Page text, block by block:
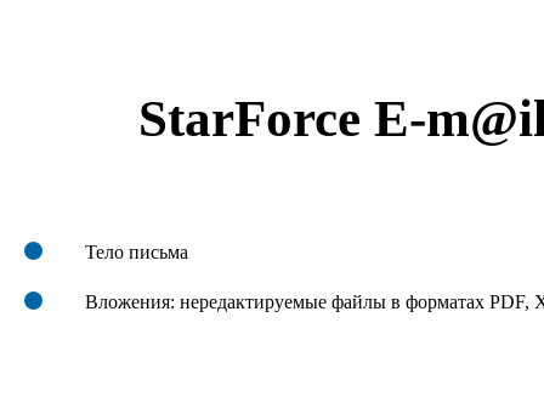
StarForce E-
Тело письма
Вложения: нередактируемые файлы в форматах